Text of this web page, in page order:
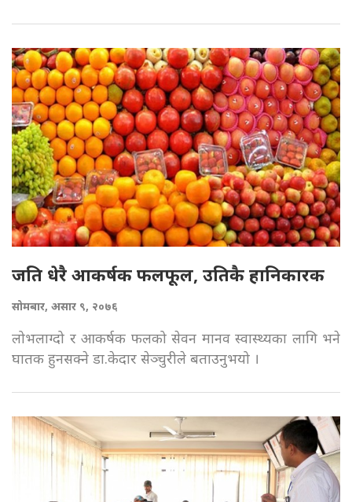
जति धेरै आकर्षक फलफूल, उतिकै हानिकारक
सोमबार, असार ९, २०७६
लोभलाग्दो र आकर्षक फलको सेवन मानव स्वास्थ्यका लागि भने
घातक हुनसक्ने डा.केदार सेञ्चुरीले बताउनुभयो ।